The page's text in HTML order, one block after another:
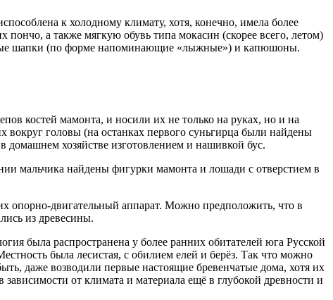
к холодному климату, хотя, конечно, имела более
а также мягкую обувь типа мокасин (скорее всего, летом)
шапки (по форме напоминающие «лыжные») и капюшоны.
костей мамонта, и носили их не только на руках, но и на
вокруг головы (на останках первого суньгирца были найдены
хозяйстве изготовлением и нашивкой бус.
мальчика найдены фигурки мамонта и лошади с отверстием в
опорно-двигательный аппарат. Можно предположить, что в
из древесины.
была распространена у более ранних обитателей юга Русской
была лесистая, с обилием елей и берёз. Так что можно
даже возводили первые настоящие бревенчатые дома, хотя их
от климата и материала ещё в глубокой древности и